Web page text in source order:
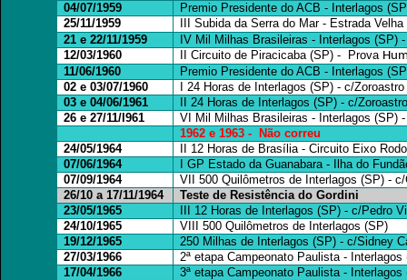
04/07/1959
Premio Presidente do ACB - Interlagos
25/11/1959
III Subida da Serra do Mar - Estrada
21 e 22/11/1959
IV Mil Milhas Brasileiras - Interlagos (SP)
12/03/1960
II Circuito de Piracicaba (SP) - Prova
11/06/1960
Premio Presidente do ACB - Interlagos
02 e 03/07/1960
I 24 Horas de Interlagos (SP) - c/
03 e 04/06/1961
II 24 Horas de Interlagos (SP) - c/
26 e 27/11/l961
VI Mil Milhas Brasileiras - Interlagos (SP)
1962 e 1963 - Não correu
24/05/1964
II 12 Horas de Brasília - Circuito Eixo
07/06/1964
I GP Estado da Guanabara - Ilha do
07/09/1964
VII 500 Quilômetros de Interlagos (SP) -
26/10 a 17/11/1964
Teste de Resistência do Gordini
23/05/1965
III 12 Horas de Interlagos (SP) - c/Pedro
24/10/1965
VIII 500 Quilômetros de Interlagos (SP)
19/12/1965
250 Milhas de Interlagos (SP) - c/Sidney
27/03/1966
2ª etapa Campeonato Paulista -
17/04/1966
3ª etapa Campeonato Paulista -